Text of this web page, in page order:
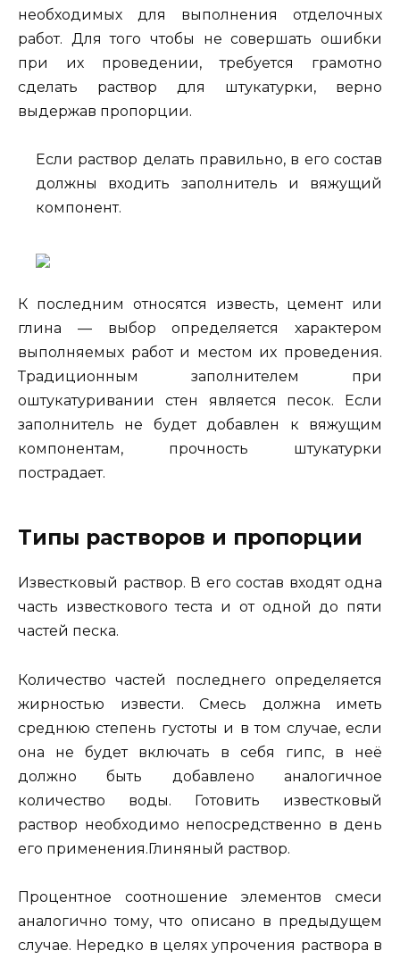
необходимых для выполнения отделочных
работ. Для того чтобы не совершать ошибки
при их проведении, требуется грамотно
сделать раствор для штукатурки, верно
выдержав пропорции.
Если раствор делать правильно, в его состав
должны входить заполнитель и вяжущий
компонент.
К последним относятся известь, цемент или
глина — выбор определяется характером
выполняемых работ и местом их проведения.
Традиционным заполнителем при
оштукатуривании стен является песок. Если
заполнитель не будет добавлен к вяжущим
компонентам, прочность штукатурки
пострадает.
Типы растворов и пропорции
Известковый раствор. В его состав входят одна
часть известкового теста и от одной до пяти
частей песка.
Количество частей последнего определяется
жирностью извести. Смесь должна иметь
среднюю степень густоты и в том случае, если
она не будет включать в себя гипс, в неё
должно быть добавлено аналогичное
количество воды. Готовить известковый
раствор необходимо непосредственно в день
его применения.Глиняный раствор.
Процентное соотношение элементов смеси
аналогично тому, что описано в предыдущем
случае. Нередко в целях упрочения раствора в